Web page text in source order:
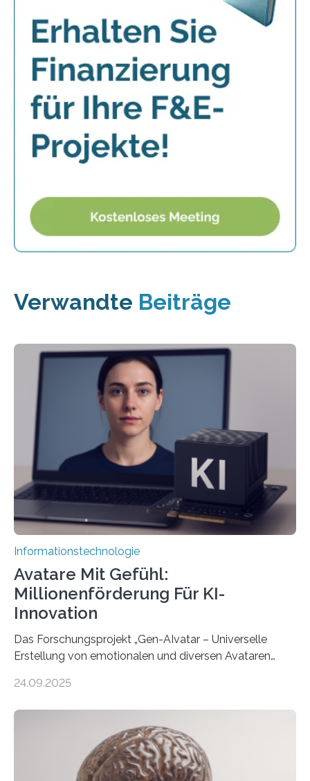
Verwandte Beiträge
Informationstechnologie
Avatare Mit Gefühl:
Millionenförderung Für KI-
Innovation
Das Forschungsprojekt „Gen-AIvatar – Universelle
Erstellung von emotionalen und diversen Avataren
Förderung in Höhe von rund 2 Millionen Euro. Dabei
der MindPort GmbH eine neuartige, KI-gestützte
Lösung zur Erzeugung von Emotionen für realistische
Avatare. Gen-AIvatar entwickelt innovative und
24.09.2025